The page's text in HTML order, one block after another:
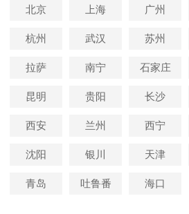
北京 上海 广州
杭州 武汉 苏州
拉萨 南宁 石家庄
昆明 贵阳 长沙
西安 兰州 西宁
沈阳 银川 天津
青岛 吐鲁番 海口